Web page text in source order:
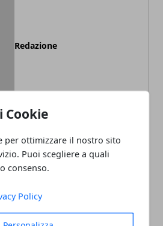
Cookie
per ottimizzare il nostro sito
Puoi scegliere a quali
consenso.
Policy
Redazione